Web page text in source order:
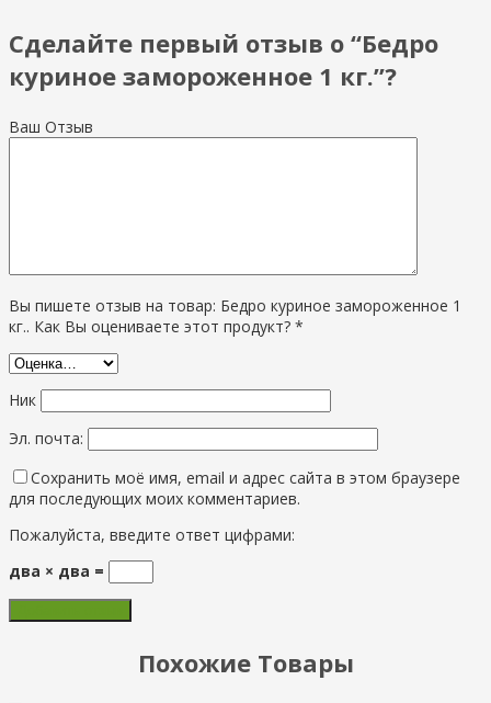
Сделайте первый отзыв о “Бедро
куриное замороженное 1 кг.”?
Ваш Отзыв
Вы пишете отзыв на товар: Бедро куриное замороженное 1
кг.. Как Вы оцениваете этот продукт? *
Ник
Эл. почта:
Сохранить моё имя, email и адрес сайта в этом браузере
для последующих моих комментариев.
Пожалуйста, введите ответ цифрами:
два × два =
Похожие Товары